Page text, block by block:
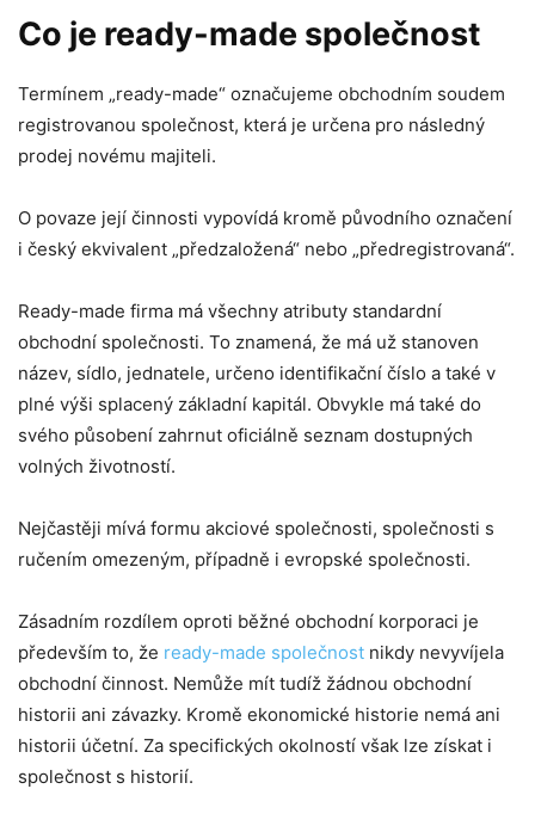
Co je ready-made společnost
Termínem „ready-made“ označujeme obchodním soudem
registrovanou společnost, která je určena pro následný
prodej novému majiteli.
O povaze její činnosti vypovídá kromě původního označení
i český ekvivalent „předzaložená“ nebo „předregistrovaná“.
Ready-made firma má všechny atributy standardní
obchodní společnosti. To znamená, že má už stanoven
název, sídlo, jednatele, určeno identifikační číslo a také v
plné výši splacený základní kapitál. Obvykle má také do
svého působení zahrnut oficiálně seznam dostupných
volných životností.
Nejčastěji mívá formu akciové společnosti, společnosti s
ručením omezeným, případně i evropské společnosti.
Zásadním rozdílem oproti běžné obchodní korporaci je
především to, že ready-made společnost nikdy nevyvíjela
obchodní činnost. Nemůže mít tudíž žádnou obchodní
historii ani závazky. Kromě ekonomické historie nemá ani
historii účetní. Za specifických okolností však lze získat i
společnost s historií.